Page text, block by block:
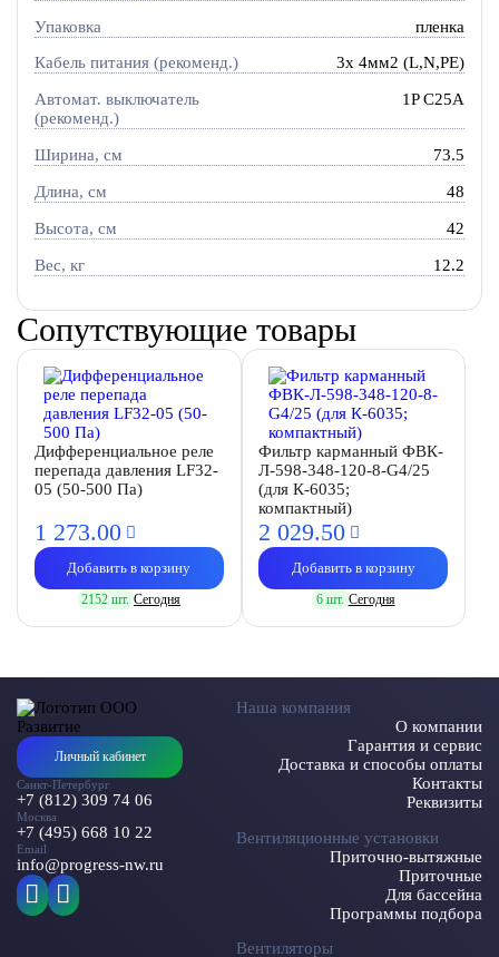
Упаковка пленка
Кабель питания (рекоменд.) 3х 4мм2 (L,N,PE)
Автомат. выключатель
(рекоменд.)
1P C25A
Ширина, см 73.5
Длина, см 48
Высота, см 42
Вес, кг 12.2
Сопутствующие товары
Дифференциальное реле
перепада давления LF32-
05 (50-500 Па)
1 273.00
Добавить в корзину
2152 шт. Сегодня
Фильтр карманный ФВК-
Л-598-348-120-8-G4/25
(для К-6035;
компактный)
2 029.50
Добавить в корзину
6 шт. Сегодня
Личный кабинет
Санкт-Петербург
+7 (812) 309 74 06
Москва
+7 (495) 668 10 22
Email
info@progress-nw.ru
Наша компания
О компании
Гарантия и сервис
Доставка и способы оплаты
Контакты
Реквизиты
Вентиляционные установки
Приточно-вытяжные
Приточные
Для бассейна
Программы подбора
Вентиляторы